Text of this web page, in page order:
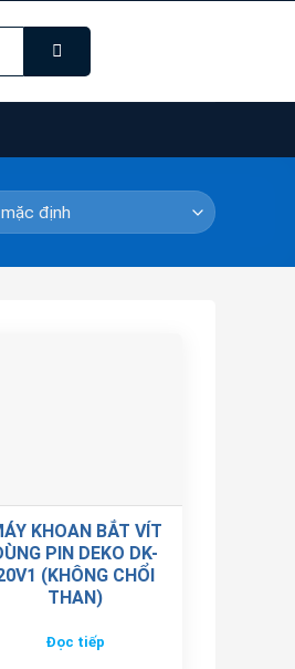
KHOAN BẮT VÍT
PIN DEKO DK-
(KHÔNG CHỔI
THAN)
Đọc tiếp